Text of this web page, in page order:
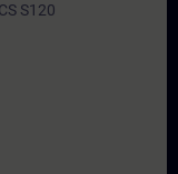
S120